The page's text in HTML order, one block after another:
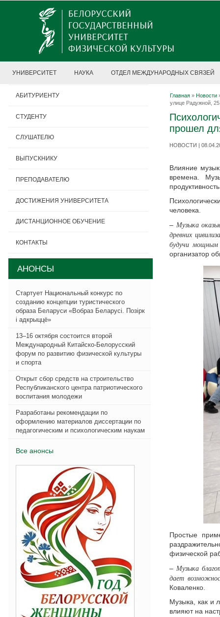
УНИВЕРСИТЕТ НАУКА ОТДЕЛ МЕЖДУНАРОДНЫХ СВЯЗЕЙ
Главная » Новости
улице Радужной, 25
прошел
НОВОСТИ |
Влияние
времена.
человека.
– Музыка
древних
будучи мощным
организатор
Простые
физической
– Музыка
дает
Коваленко.
Музыка, как и
влияют на
АБИТУРИЕНТУ
СТУДЕНТУ
СЛУШАТЕЛЮ
ВЫПУСКНИКУ
ПРЕПОДАВАТЕЛЮ
ДОСТИЖЕНИЯ УНИВЕРСИТЕТА
ДИСТАНЦИОННОЕ ОБУЧЕНИЕ
КОНТАКТЫ
АНОНСЫ
Стартует Национальный конкурс по
созданию концепции туристического
образа Беларуси «Вобраз Беларусi. Позiрк
i адкрыццё»
13–16 октября состоится второй
Международный Китайско-Белорусский
форум по развитию физической культуры
и спорта
Открыт сбор средств на строительство
Республиканского центра патриотического
воспитания молодежи
Разработаны рекомендации по
оформлению материалов диссертации по
педагогическим и психологическим наукам
Все анонсы